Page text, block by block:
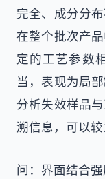
完全、成分分
在整个批次产
定的工艺参数
当，表现为局
分析失效样品
溯信息，可以较
问：界面结合